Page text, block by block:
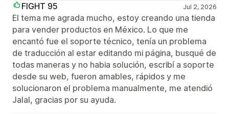
FIGHT 95
Jul 2, 2026
El tema me agrada mucho, estoy creando una tienda
para vender productos en México. Lo que me
encantó fue el soporte técnico, tenía un problema
de traducción al estar editando mi página, busqué de
todas maneras y no habia solución, escribí a soporte
desde su web, fueron amables, rápidos y me
solucionaron el problema manualmente, me atendió
Jalal, gracias por su ayuda.